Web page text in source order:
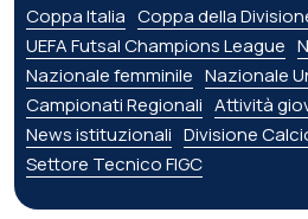
Coppa Italia Coppa della
UEFA Futsal Champions League
Nazionale femminile Nazionale
Campionati Regionali Attività
News istituzionali Divisione
Settore Tecnico FIGC